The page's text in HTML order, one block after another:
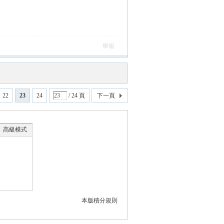
舉報
22 23 24 / 24 頁 下一頁
高級模式
本版積分規則